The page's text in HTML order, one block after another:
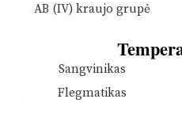
AB (IV) kraujo grupė
Sangvinikas
Flegmatikas